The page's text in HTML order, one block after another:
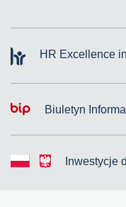
HR Excellence
Biuletyn
Inwestycje